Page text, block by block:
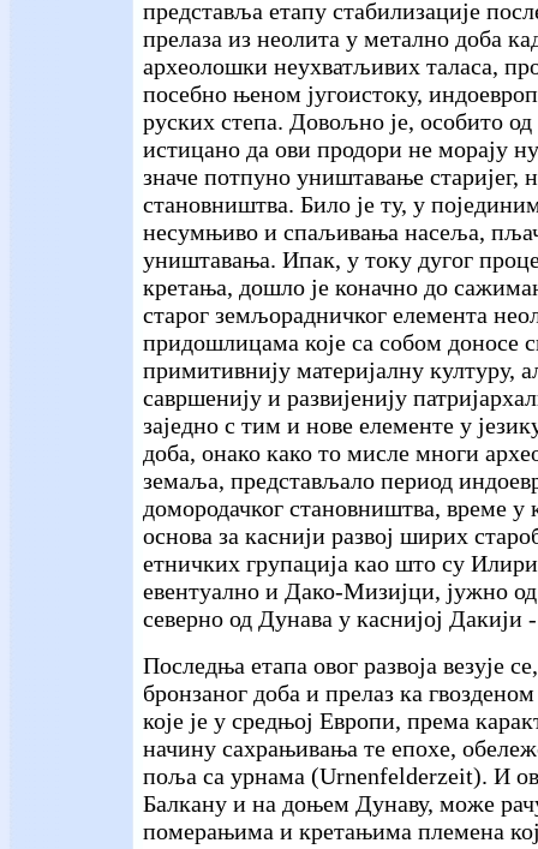
представља етапу стабилизације
прелаза из неолита у метално доба
археолошки неухватљивих таласа,
посебно њеном југоистоку,
руских степа. Довољно је, особито од
истицано да ови продори не морају
значе потпуно уништавање старијег,
становништва. Било је ту, у
несумњиво и спаљивања насеља,
уништавања. Ипак, у току дугог
кретања, дошло је коначно до
старог земљорадничког елемента
придошлицама које са собом доносе
примитивнију материјалну културу,
савршенију и развијенију
заједно с тим и нове елементе у
доба, онако како то мисле многи
земаља, представљало период
домородачког становништва, време у
основа за каснији развој ширих
етничких групација као што су
евентуално и Дако-Мизијци, јужно
северно од Дунава у каснијој Дакији
Последња етапа овог развоја везује
бронзаног доба и прелаз ка
које је у средњој Европи, према
начину сахрањивања те епохе,
поља са урнама (Urnenfelderzeit). И
Балкану и на доњем Дунаву, може
померањима и кретањима племена